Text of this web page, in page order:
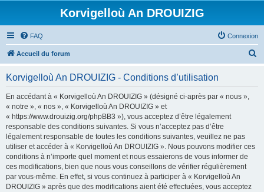
Korvigelloù An DROUIZIG
FAQ Connexion
Accueil du forum
Korvigelloù An DROUIZIG - Conditions d’utilisation
En accédant à « Korvigelloù An DROUIZIG » (désigné ci-après par « nous »,
« notre », « nos », « Korvigelloù An DROUIZIG » et
« https://www.drouizig.org/phpBB3 »), vous acceptez d’être légalement
responsable des conditions suivantes. Si vous n’acceptez pas d’être
légalement responsable de toutes les conditions suivantes, veuillez ne pas
utiliser et accéder à « Korvigelloù An DROUIZIG ». Nous pouvons modifier ces
conditions à n’importe quel moment et nous essaierons de vous informer de
ces modifications, bien que nous vous conseillons de vérifier régulièrement
par vous-même. En effet, si vous continuez à participer à « Korvigelloù An
DROUIZIG » après que des modifications aient été effectuées, vous acceptez